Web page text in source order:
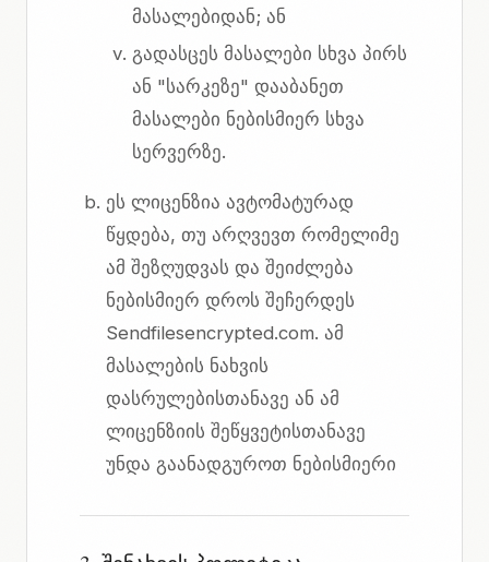
მასალებიდან; ან
გადასცეს მასალები სხვა პირს
ან "სარკეზე" დააბანეთ
მასალები ნებისმიერ სხვა
სერვერზე.
ეს ლიცენზია ავტომატურად
წყდება, თუ არღვევთ რომელიმე
ამ შეზღუდვას და შეიძლება
ნებისმიერ დროს შეჩერდეს
Sendfilesencrypted.com. ამ
მასალების ნახვის
დასრულებისთანავე ან ამ
ლიცენზიის შეწყვეტისთანავე
უნდა გაანადგუროთ ნებისმიერი